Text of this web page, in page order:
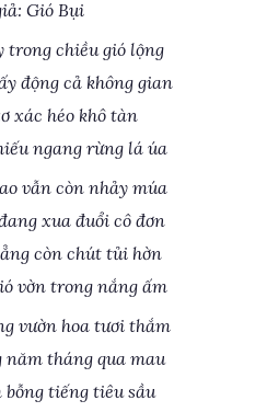
Gió Bụi
trong chiều gió lộng
động cả không gian
xác héo khô tàn
ngang rừng lá úa
vẫn còn nhảy múa
xua đuổi cô đơn
còn chút tủi hờn
vờn trong nắng ấm
vườn hoa tươi thắm
năm tháng qua mau
tiếng tiêu sầu